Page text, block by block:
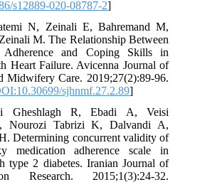
s12889-020-08787-2
N, Zeinali E, Bahremand M,
Zeinali M. The Relationship Between
Adherence and Coping Skills in
Heart Failure. Avicenna Journal of
Midwifery Care. 2019;27(2):89-96.
DOI:10.30699/sjhnmf.27.2.89
Gheshlagh R, Ebadi A, Veisi
Nourozi Tabrizi K, Dalvandi A,
H. Determining concurrent validity of
medication adherence scale in
type 2 diabetes. Iranian Journal of
Research. 2015;1(3):24-32.